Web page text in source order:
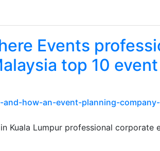
Events
top 10 event
how-an-event-planning-
Kuala Lumpur professional corporate